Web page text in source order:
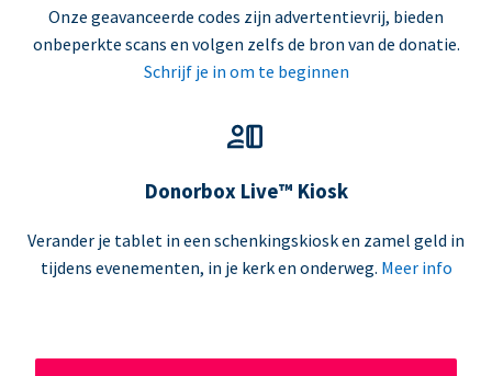
Onze geavanceerde codes zijn advertentievrij, bieden
onbeperkte scans en volgen zelfs de bron van de donatie.
Schrijf je in om te beginnen
Donorbox Live™ Kiosk
Verander je tablet in een schenkingskiosk en zamel geld in
tijdens evenementen, in je kerk en onderweg. Meer info